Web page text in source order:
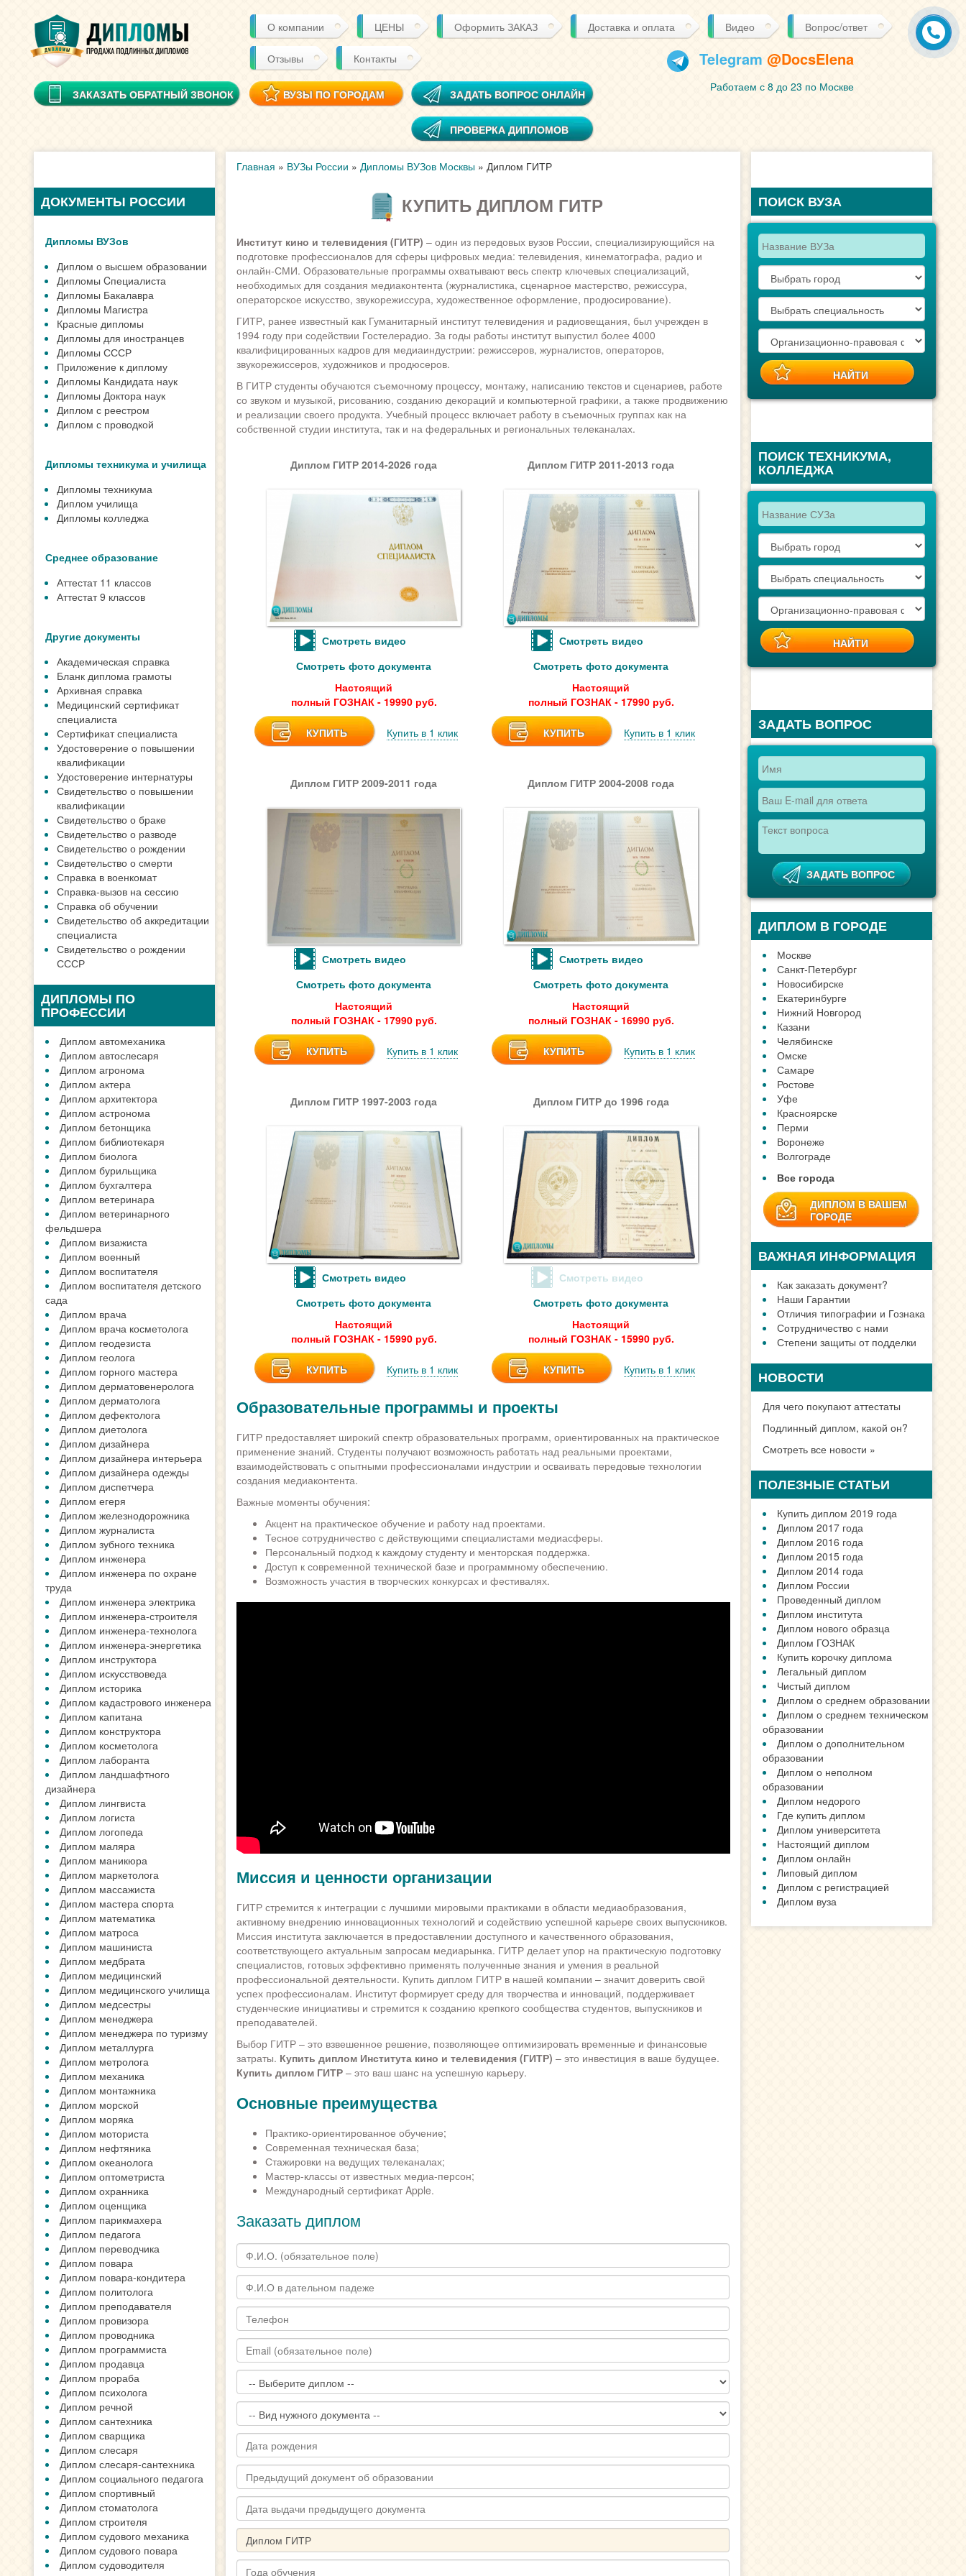
О компании ЦЕНЫ Оформить ЗАКАЗ Доставка и оплата Видео Вопрос/ответ
Отзывы Контакты
ЗАКАЗАТЬ ОБРАТНЫЙ ЗВОНОК ВУЗЫ ПО ГОРОДАМ ЗАДАТЬ ВОПРОС ОНЛАЙН
ПРОВЕРКА ДИПЛОМОВ
Telegram @DocsElena
Работаем с 8 до 23 по Москве
ДОКУМЕНТЫ РОССИИ
Дипломы ВУЗов
Диплом о высшем образовании
Дипломы Cпециалиста
Дипломы Бакалавра
Дипломы Магистра
Красные дипломы
Дипломы для иностранцев
Дипломы СССР
Приложение к диплому
Дипломы Кандидата наук
Дипломы Доктора наук
Диплом с реестром
Диплом с проводкой
Дипломы техникума и училища
Дипломы техникума
Диплом училища
Дипломы колледжа
Среднее образование
Аттестат 11 классов
Аттестат 9 классов
Другие документы
Академическая справка
Бланк диплома грамоты
Архивная справка
Медицинский сертификат
специалиста
Сертификат специалиста
Удостоверение о повышении
квалификации
Удостоверение интернатуры
Свидетельство о повышении
квалификации
Свидетельство о браке
Свидетельство о разводе
Свидетельство о рождении
Свидетельство о смерти
Справка в военкомат
Справка-вызов на сессию
Справка об обучении
Свидетельство об аккредитации
специалиста
Свидетельство о рождении
СССР
ДИПЛОМЫ ПО
ПРОФЕССИИ
Диплом автомеханика
Диплом автослесаря
Диплом агронома
Диплом актера
Диплом архитектора
Диплом астронома
Диплом бетонщика
Диплом библиотекаря
Диплом биолога
Диплом бурильщика
Диплом бухгалтера
Диплом ветеринара
Диплом ветеринарного
фельдшера
Диплом визажиста
Диплом военный
Диплом воспитателя
Диплом воспитателя детского
сада
Диплом врача
Диплом врача косметолога
Диплом геодезиста
Диплом геолога
Диплом горного мастера
Диплом дерматовенеролога
Диплом дерматолога
Диплом дефектолога
Диплом диетолога
Диплом дизайнера
Диплом дизайнера интерьера
Диплом дизайнера одежды
Диплом диспетчера
Диплом егеря
Диплом железнодорожника
Диплом журналиста
Диплом зубного техника
Диплом инженера
Диплом инженера по охране
труда
Диплом инженера электрика
Диплом инженера-строителя
Диплом инженера-технолога
Диплом инженера-энергетика
Диплом инструктора
Диплом искусствоведа
Диплом историка
Диплом кадастрового инженера
Диплом капитана
Диплом конструктора
Диплом косметолога
Диплом лаборанта
Диплом ландшафтного
дизайнера
Диплом лингвиста
Диплом логиста
Диплом логопеда
Диплом маляра
Диплом маникюра
Диплом маркетолога
Диплом массажиста
Диплом мастера спорта
Диплом математика
Диплом матроса
Диплом машиниста
Диплом медбрата
Диплом медицинский
Диплом медицинского училища
Диплом медсестры
Диплом менеджера
Диплом менеджера по туризму
Диплом металлурга
Диплом метролога
Диплом механика
Диплом монтажника
Диплом морской
Диплом моряка
Диплом моториста
Диплом нефтяника
Диплом океанолога
Диплом оптометриста
Диплом охранника
Диплом оценщика
Диплом парикмахера
Диплом педагога
Диплом переводчика
Диплом повара
Диплом повара-кондитера
Диплом политолога
Диплом преподавателя
Диплом провизора
Диплом проводника
Диплом программиста
Диплом продавца
Диплом прораба
Диплом психолога
Диплом речной
Диплом сантехника
Диплом сварщика
Диплом слесаря
Диплом слесаря-сантехника
Диплом социального педагога
Диплом спортивный
Диплом стоматолога
Диплом строителя
Диплом судового механика
Диплом судового повара
Диплом судоводителя
Главная » ВУЗы России » Дипломы ВУЗов Москвы» Диплом ГИТР
КУПИТЬ ДИПЛОМ ГИТР
Институт кино и телевидения (ГИТР) – один из передовых вузов России, специализирующийся на
подготовке профессионалов для сферы цифровых медиа: телевидения, кинематографа, радио и
онлайн-СМИ. Образовательные программы охватывают весь спектр ключевых специализаций,
необходимых для создания медиаконтента (журналистика, сценарное мастерство, режиссура,
операторское искусство, звукорежиссура, художественное оформление, продюсирование).
ГИТР, ранее известный как Гуманитарный институт телевидения и радиовещания, был учрежден в
1994 году при содействии Гостелерадио. За годы работы институт выпустил более 4000
квалифицированных кадров для медиаиндустрии: режиссеров, журналистов, операторов,
звукорежиссеров, художников и продюсеров.
В ГИТР студенты обучаются съемочному процессу, монтажу, написанию текстов и сценариев, работе
со звуком и музыкой, рисованию, созданию декораций и компьютерной графики, а также продвижению
и реализации своего продукта. Учебный процесс включает работу в съемочных группах как на
собственной студии института, так и на федеральных и региональных телеканалах.
Диплом ГИТР 2014-2026 года
Смотреть видео
Смотреть фото документа
Настоящий
полный ГОЗНАК - 19990 руб.
КУПИТЬ Купить в 1 клик
Диплом ГИТР 2011-2013 года
Смотреть видео
Смотреть фото документа
Настоящий
полный ГОЗНАК - 17990 руб.
КУПИТЬ Купить в 1 клик
Диплом ГИТР 2009-2011 года
Смотреть видео
Смотреть фото документа
Настоящий
полный ГОЗНАК - 17990 руб.
КУПИТЬ Купить в 1 клик
Диплом ГИТР 2004-2008 года
Смотреть видео
Смотреть фото документа
Настоящий
полный ГОЗНАК - 16990 руб.
КУПИТЬ Купить в 1 клик
Диплом ГИТР 1997-2003 года
Смотреть видео
Смотреть фото документа
Настоящий
полный ГОЗНАК - 15990 руб.
КУПИТЬ Купить в 1 клик
Диплом ГИТР до 1996 года
Смотреть видео
Смотреть фото документа
Настоящий
полный ГОЗНАК - 15990 руб.
КУПИТЬ Купить в 1 клик
Образовательные программы и проекты
ГИТР предоставляет широкий спектр образовательных программ, ориентированных на практическое
применение знаний. Студенты получают возможность работать над реальными проектами,
взаимодействовать с опытными профессионалами индустрии и осваивать передовые технологии
создания медиаконтента.
Важные моменты обучения:
Акцент на практическое обучение и работу над проектами.
Тесное сотрудничество с действующими специалистами медиасферы.
Персональный подход к каждому студенту и менторская поддержка.
Доступ к современной технической базе и программному обеспечению.
Возможность участия в творческих конкурсах и фестивалях.
Миссия и ценности организации
ГИТР стремится к интеграции с лучшими мировыми практиками в области медиаобразования,
активному внедрению инновационных технологий и содействию успешной карьере своих выпускников.
Миссия института заключается в предоставлении доступного и качественного образования,
соответствующего актуальным запросам медиарынка. ГИТР делает упор на практическую подготовку
специалистов, готовых эффективно применять полученные знания и умения в реальной
профессиональной деятельности. Купить диплом ГИТР в нашей компании – значит доверить свой
успех профессионалам. Институт формирует среду для творчества и инноваций, поддерживает
студенческие инициативы и стремится к созданию крепкого сообщества студентов, выпускников и
преподавателей.
Выбор ГИТР – это взвешенное решение, позволяющее оптимизировать временные и финансовые
затраты. Купить диплом Института кино и телевидения (ГИТР) – это инвестиция в ваше будущее.
Купить диплом ГИТР– это ваш шанс на успешную карьеру.
Основные преимущества
Практико-ориентированное обучение;
Современная техническая база;
Стажировки на ведущих телеканалах;
Мастер-классы от известных медиа-персон;
Международный сертификат Apple.
Заказать диплом
ПОИСК ВУЗА
ПОИСК ТЕХНИКУМА,
КОЛЛЕДЖА
ЗАДАТЬ ВОПРОС
ДИПЛОМ В ГОРОДЕ
Москве
Санкт-Петербург
Новосибирске
Екатеринбурге
Нижний Новгород
Казани
Челябинске
Омске
Самаре
Ростове
Уфе
Красноярске
Перми
Воронеже
Волгограде
Все города
ДИПЛОМ В ВАШЕМ
ГОРОДЕ
ВАЖНАЯ ИНФОРМАЦИЯ
Как заказать документ?
Наши Гарантии
Отличия типографии и Гознака
Сотрудничество с нами
Степени защиты от подделки
НОВОСТИ
Для чего покупают аттестаты
Подлинный диплом, какой он?
Смотреть все новости »
ПОЛЕЗНЫЕ СТАТЬИ
Купить диплом 2019 года
Диплом 2017 года
Диплом 2016 года
Диплом 2015 года
Диплом 2014 года
Диплом России
Проведенный диплом
Диплом института
Диплом нового образца
Диплом ГОЗНАК
Купить корочку диплома
Легальный диплом
Чистый диплом
Диплом о среднем образовании
Диплом о среднем техническом
образовании
Диплом о дополнительном
образовании
Диплом о неполном
образовании
Диплом недорого
Где купить диплом
Диплом университета
Настоящий диплом
Диплом онлайн
Липовый диплом
Диплом с регистрацией
Диплом вуза